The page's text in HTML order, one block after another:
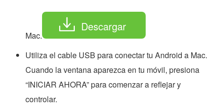
Mac.
Descargar
Utiliza el cable USB para conectar tu Android a Mac.
Cuando la ventana aparezca en tu móvil, presiona
“INICIAR AHORA” para comenzar a reflejar y
controlar.